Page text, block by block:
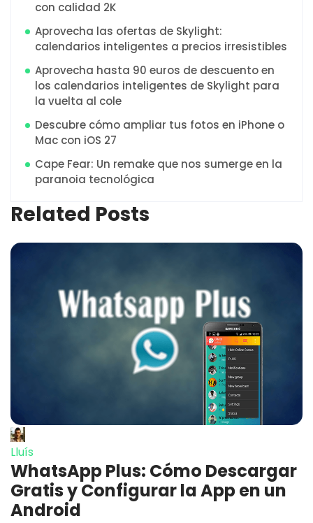
con calidad 2K
Aprovecha las ofertas de Skylight:
calendarios inteligentes a precios irresistibles
Aprovecha hasta 90 euros de descuento en
los calendarios inteligentes de Skylight para
la vuelta al cole
Descubre cómo ampliar tus fotos en iPhone o
Mac con iOS 27
Cape Fear: Un remake que nos sumerge en la
paranoia tecnológica
Related Posts
Lluís
WhatsApp Plus: Cómo Descargar
Gratis y Configurar la App en un
Android